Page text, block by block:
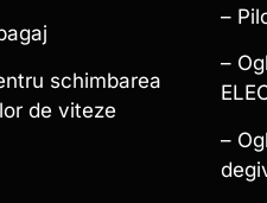
schimbarea
de viteze
–
–
–